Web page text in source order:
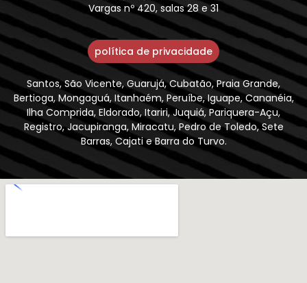
Vargas nº 420, salas 28 e 31
política de privacidade
Santos, São Vicente, Guarujá, Cubatão, Praia Grande,
Bertioga, Mongaguá, Itanhaém, Peruíbe, Iguape, Cananéia,
Ilha Comprida, Eldorado, Itariri, Juquiá, Pariquera-Açu,
Registro, Jacupiranga, Miracatu, Pedro de Toledo, Sete
Barras, Cajati e Barra do Turvo.